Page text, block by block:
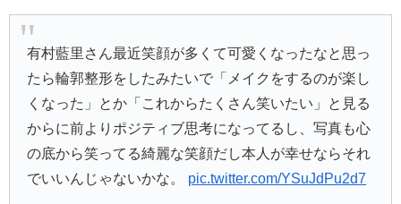
有村藍里さん最近笑顔が多くて可愛くなったなと思っ
たら輪郭整形をしたみたいで「メイクをするのが楽し
くなった」とか「これからたくさん笑いたい」と見る
からに前よりポジティブ思考になってるし、写真も心
の底から笑ってる綺麗な笑顔だし本人が幸せならそれ
でいいんじゃないかな。 pic.twitter.com/YSuJdPu2d7